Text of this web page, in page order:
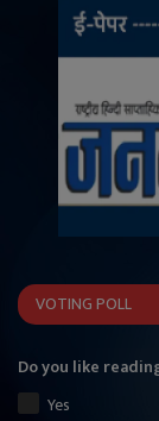
VOTING POLL
Do you like
Yes